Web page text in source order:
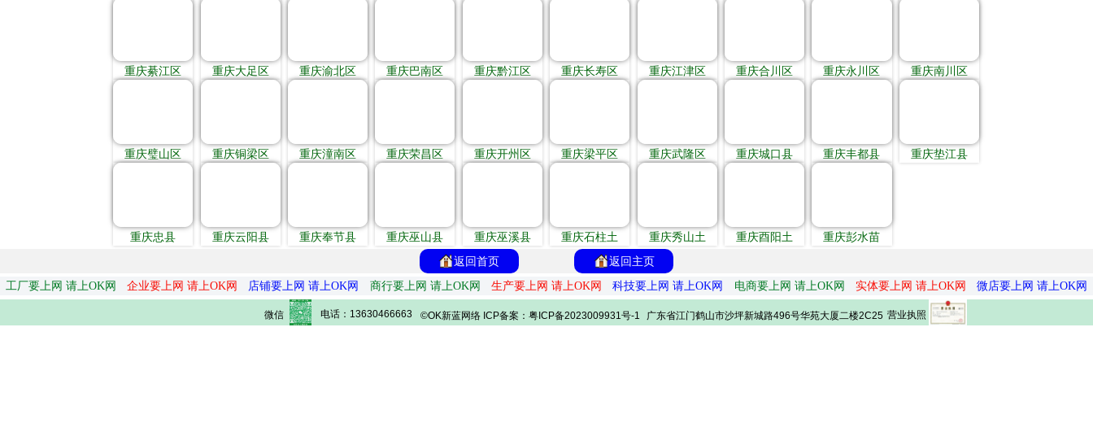
重庆綦江区 重庆大足区 重庆渝北区 重庆巴南区 重庆黔江区 重庆长寿区 重庆江津区 重庆合川区 重庆永川区 重庆南川区
重庆璧山区 重庆铜梁区 重庆潼南区 重庆荣昌区 重庆开州区 重庆梁平区 重庆武隆区 重庆城口县 重庆丰都县 重庆垫江县
重庆忠县 重庆云阳县 重庆奉节县 重庆巫山县 重庆巫溪县 重庆石柱土 重庆秀山土 重庆酉阳土
重庆彭水苗
返回首页
返回主页
工厂要上网 请上OK网
企业要上网 请上OK网 店铺要上网 请上OK网 商行要上网 请上OK网 生产要上网 请上OK网 科技要上网 请上OK网 电商要上网 请上OK网 实体要上网 请上OK网 微店要上网 请上OK网
微信 电话：13630466663 ©OK新蓝网络 ICP备案：粤ICP备2023009931号-1 广东省江门鹤山市沙坪新城路496号华苑大厦二楼2C25 营业执照